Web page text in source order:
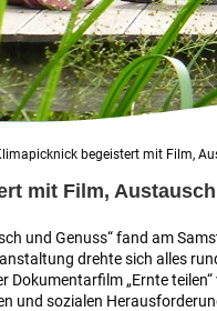
begeistert mit Film,
mit Film,
und Genuss“ fand am
drehte sich alles
Dokumentarfilm „Ernte
und sozialen